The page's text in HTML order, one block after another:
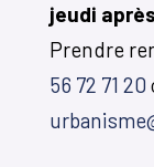
jeudi
Prendre
56 72 71 20